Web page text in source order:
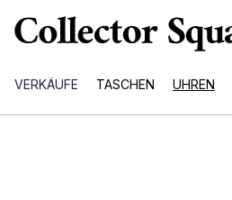
VERKÄUFE TASCHEN UHREN